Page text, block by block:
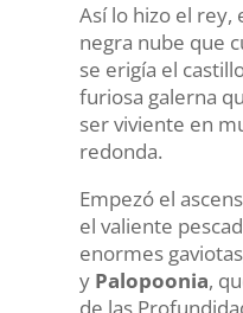
Así lo hizo el rey,
negra nube que
se erigía el
furiosa galerna
ser viviente en
redonda.
Empezó el
el valiente
enormes
y Palopoonia,